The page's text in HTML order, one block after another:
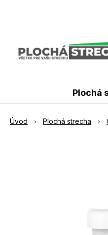
Plochá
Úvod Plochá strecha